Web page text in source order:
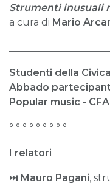
Strumenti inusuali
a cura di Mario
Studenti della
Abbado
Popular music -
° ° ° ° ° ° ° ° °
I relatori
⏭ Mauro Pagani,